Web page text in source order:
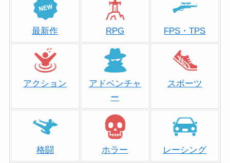
最新作 RPG FPS・TPS
アクション
アドベンチャ
ー
スポーツ
格闘 ホラー レーシング